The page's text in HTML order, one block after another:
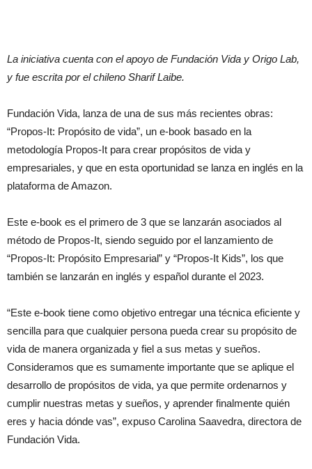
La iniciativa cuenta con el apoyo de Fundación Vida y Origo Lab,
y fue escrita por el chileno Sharif Laibe.
Fundación Vida, lanza de una de sus más recientes obras:
“Propos-It: Propósito de vida”, un e-book basado en la
metodología Propos-It para crear propósitos de vida y
empresariales, y que en esta oportunidad se lanza en inglés en la
plataforma de Amazon.
Este e-book es el primero de 3 que se lanzarán asociados al
método de Propos-It, siendo seguido por el lanzamiento de
“Propos-It: Propósito Empresarial” y “Propos-It Kids”, los que
también se lanzarán en inglés y español durante el 2023.
“Este e-book tiene como objetivo entregar una técnica eficiente y
sencilla para que cualquier persona pueda crear su propósito de
vida de manera organizada y fiel a sus metas y sueños.
Consideramos que es sumamente importante que se aplique el
desarrollo de propósitos de vida, ya que permite ordenarnos y
cumplir nuestras metas y sueños, y aprender finalmente quién
eres y hacia dónde vas”, expuso Carolina Saavedra, directora de
Fundación Vida.